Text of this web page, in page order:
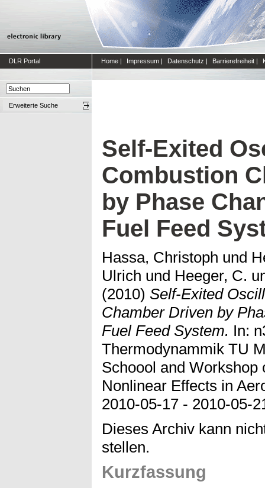
DLR Portal Home | Impressum | Datenschutz | Barrierefreiheit |
Erweiterte Suche
Self-Exited
Combustion
by Phase
Fuel Feed
Hassa, Christoph und
Ulrich und Heeger, C.
(2010) Self-Exited
Chamber Driven by
Fuel Feed System. In:
Thermodynammik TU
Schoool and Workshop
Nonlinear Effects in
2010-05-17 - 2010-05-
Dieses Archiv kann
stellen.
Kurzfassung